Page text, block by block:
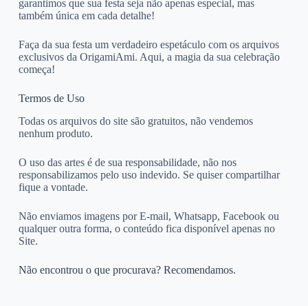
garantimos que sua festa seja não apenas especial, mas
também única em cada detalhe!
Faça da sua festa um verdadeiro espetáculo com os arquivos
exclusivos da OrigamiAmi. Aqui, a magia da sua celebração
começa!
Termos de Uso
Todas os arquivos do site são gratuitos, não vendemos
nenhum produto.
O uso das artes é de sua responsabilidade, não nos
responsabilizamos pelo uso indevido. Se quiser compartilhar
fique a vontade.
Não enviamos imagens por E-mail, Whatsapp, Facebook ou
qualquer outra forma, o conteúdo fica disponível apenas no
Site.
Não encontrou o que procurava? Recomendamos.